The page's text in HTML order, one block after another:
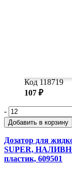
Код 118719
107 ₽
-
Добавить в корзину
Дозатор для
SUPER,
пластик, 609501